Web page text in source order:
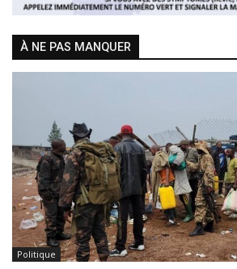
À NE PAS MANQUER
Politique